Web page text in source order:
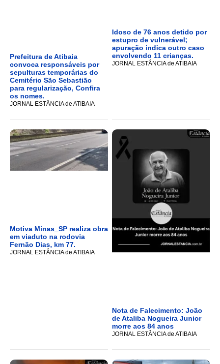
Prefeitura de Atibaia
convoca responsáveis por
sepulturas temporárias do
Cemitério São Sebastião
para regularização, Confira
os nomes.
JORNAL ESTÂNCIA de ATIBAIA
Idoso de 76 anos detido por
estupro de vulnerável;
apuração indica outro caso
envolvendo 11 crianças.
JORNAL ESTÂNCIA de ATIBAIA
Motiva Minas_SP realiza obra
em viaduto na rodovia
Fernão Dias, km 77.
JORNAL ESTÂNCIA de ATIBAIA
Nota de Falecimento: João
de Ataliba Nogueira Junior
morre aos 84 anos
JORNAL ESTÂNCIA de ATIBAIA